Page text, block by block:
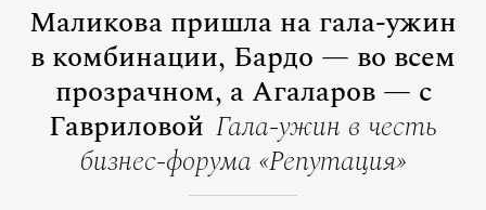
Маликова пришла на гала-ужин
в комбинации, Бардо — во всем
прозрачном, а Агаларов — с
Гавриловой Гала-ужин в честь
бизнес-форума «Репутация»